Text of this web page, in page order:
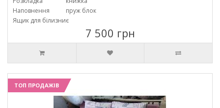
Наповнення
пруж блок
Ящик для білизниє
7 500 грн
ТОП ПРОДАЖІВ